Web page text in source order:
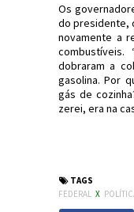
Os
do presidente,
novamente a
combustíveis.
dobraram a
gasolina. Por
gás de
zerei, era na
TAGS
FEDERAL X